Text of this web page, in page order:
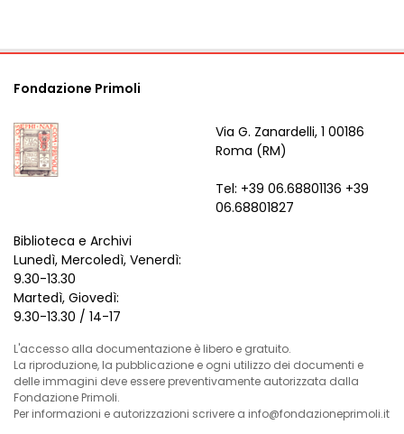
Fondazione Primoli
Via G. Zanardelli, 1 00186
Roma (RM)
Tel: +39 06.68801136 +39
06.68801827
Biblioteca e Archivi
Lunedì, Mercoledì, Venerdì:
9.30-13.30
Martedì, Giovedì:
9.30-13.30 / 14-17
L'accesso alla documentazione è libero e gratuito.
La riproduzione, la pubblicazione e ogni utilizzo dei documenti e
delle immagini deve essere preventivamente autorizzata dalla
Fondazione Primoli.
Per informazioni e autorizzazioni scrivere a info@fondazioneprimoli.it